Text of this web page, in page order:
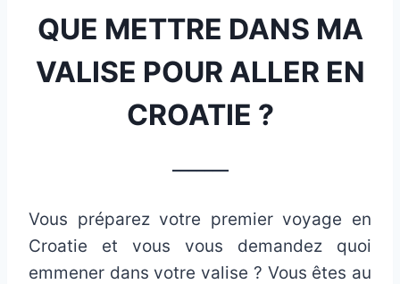
QUE METTRE DANS MA
VALISE POUR ALLER EN
CROATIE ?
Vous préparez votre premier voyage en
Croatie et vous vous demandez quoi
emmener dans votre valise ? Vous êtes au